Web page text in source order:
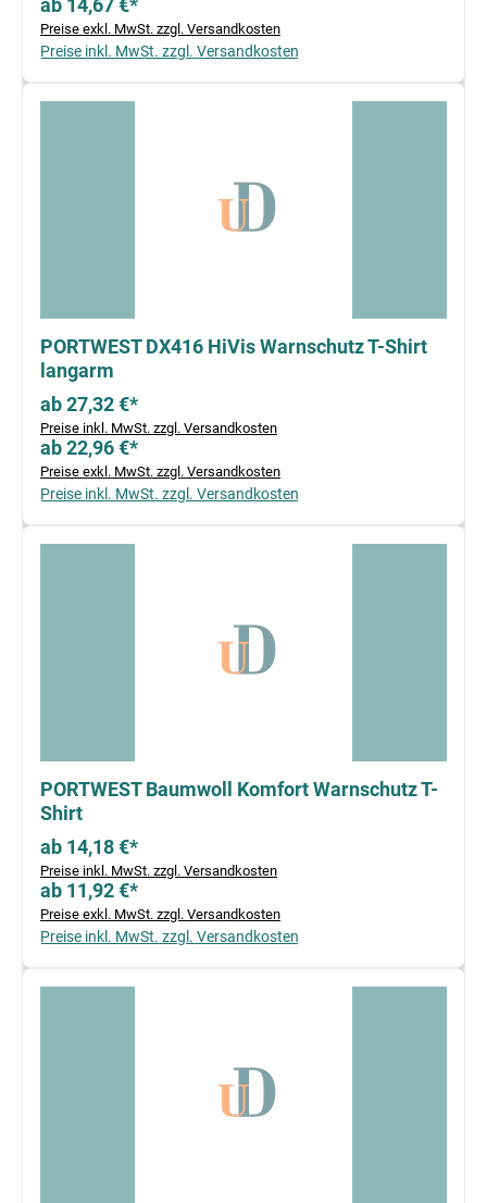
ab 14,67 €*
Preise exkl. MwSt. zzgl. Versandkosten
Preise inkl. MwSt. zzgl. Versandkosten
PORTWEST DX416 HiVis Warnschutz T-Shirt
langarm
ab 27,32 €*
Preise inkl. MwSt. zzgl. Versandkosten
ab 22,96 €*
Preise exkl. MwSt. zzgl. Versandkosten
Preise inkl. MwSt. zzgl. Versandkosten
PORTWEST Baumwoll Komfort Warnschutz T-
Shirt
ab 14,18 €*
Preise inkl. MwSt. zzgl. Versandkosten
ab 11,92 €*
Preise exkl. MwSt. zzgl. Versandkosten
Preise inkl. MwSt. zzgl. Versandkosten